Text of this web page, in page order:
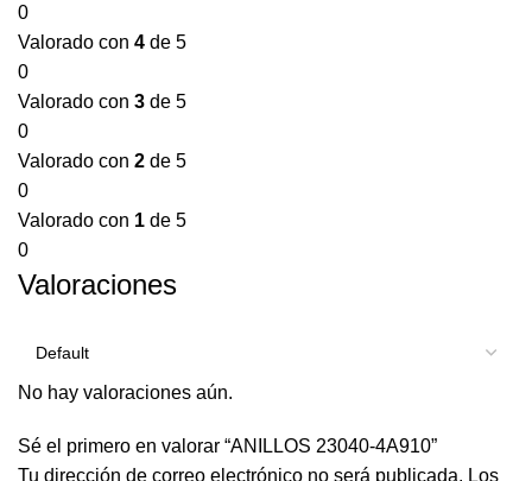
0
Valorado con 4 de 5
0
Valorado con 3 de 5
0
Valorado con 2 de 5
0
Valorado con 1 de 5
0
Valoraciones
No hay valoraciones aún.
Sé el primero en valorar “ANILLOS 23040-4A910”
Tu dirección de correo electrónico no será publicada. Los